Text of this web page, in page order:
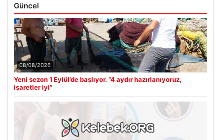
Güncel
08/08/2026
Yeni sezon 1 Eylül’de başlıyor. “4 aydır hazırlanıyoruz,
işaretler iyi”